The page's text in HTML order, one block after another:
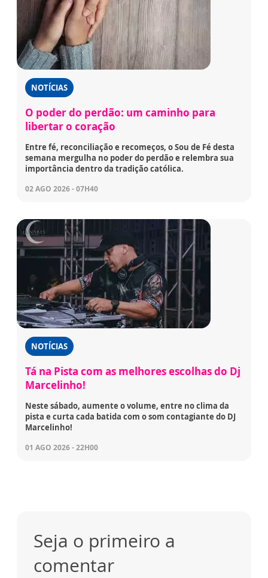
NOTÍCIAS
O poder do perdão: um caminho para
libertar o coração
Entre fé, reconciliação e recomeços, o Sou de Fé desta
semana mergulha no poder do perdão e relembra sua
importância dentro da tradição católica.
02 AGO 2026 - 07H40
NOTÍCIAS
Tá na Pista com as melhores escolhas do Dj
Marcelinho!
Neste sábado, aumente o volume, entre no clima da
pista e curta cada batida com o som contagiante do DJ
Marcelinho!
01 AGO 2026 - 22H00
Seja o primeiro a
comentar